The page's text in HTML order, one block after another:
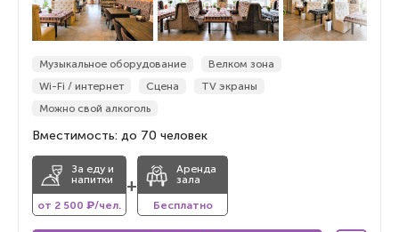
Музыкальное оборудование
Велком зона
Wi-Fi / интернет
Сцена
TV экраны
Можно свой алкоголь
Вместимость: до 70 человек
За еду и
напитки
от 2 500 ₽/чел.
+
Аренда
зала
Бесплатно